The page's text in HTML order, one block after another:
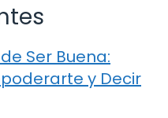
Ser Buena:
y Decir